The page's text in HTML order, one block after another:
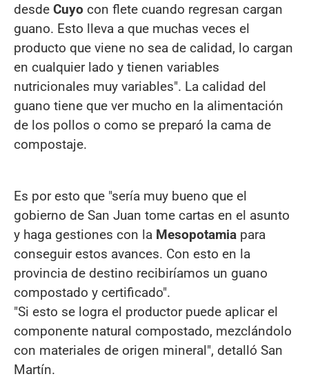
desde Cuyo con flete cuando regresan cargan
guano. Esto lleva a que muchas veces el
producto que viene no sea de calidad, lo cargan
en cualquier lado y tienen variables
nutricionales muy variables". La calidad del
guano tiene que ver mucho en la alimentación
de los pollos o como se preparó la cama de
compostaje.
Es por esto que "sería muy bueno que el
gobierno de San Juan tome cartas en el asunto
y haga gestiones con la Mesopotamia para
conseguir estos avances. Con esto en la
provincia de destino recibiríamos un guano
compostado y certificado".
"Si esto se logra el productor puede aplicar el
componente natural compostado, mezclándolo
con materiales de origen mineral", detalló San
Martín.